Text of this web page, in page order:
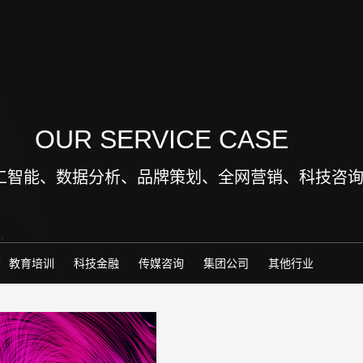
OUR SERVICE CASE
智能、数据分析、品牌策划、全网营销、科技咨
教育培训 科技金融 传媒咨询 集团公司 其他行业